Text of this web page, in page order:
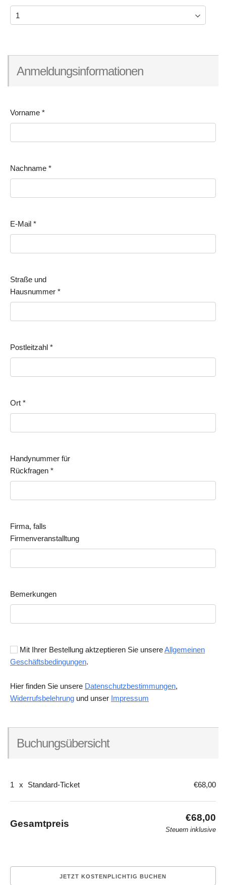
Anmeldungsinformationen
Vorname *
Nachname *
E-Mail *
Straße und
Hausnummer *
Postleitzahl *
Ort *
Handynummer für
Rückfragen *
Firma, falls
Firmenveranstalltung
Bemerkungen
Mit Ihrer Bestellung aktzeptieren Sie unsereAllgemeinen
Geschäftsbedingungen.
Hier finden Sie unsere Datenschutzbestimmungen,
Widerrufsbelehrung und unser Impressum
Buchungsübersicht
1 x Standard-Ticket €68,00
Gesamtpreis
€68,00
Steuern inklusive